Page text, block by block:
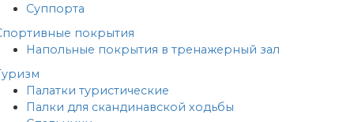
Суппорта
покрытия
Напольные покрытия в тренажерный зал
Палатки туристические
Палки для скандинавской ходьбы